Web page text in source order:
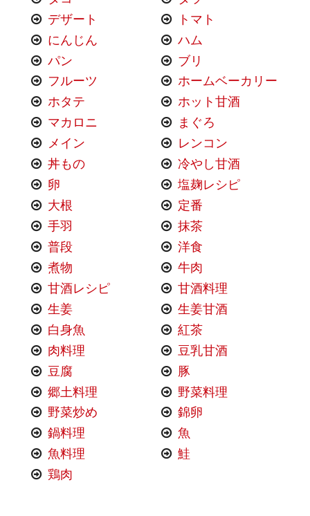
デザート
トマト
にんじん
ハム
パン
ブリ
フルーツ
ホームベーカリー
ホタテ
ホット甘酒
マカロニ
まぐろ
メイン
レンコン
丼もの
冷やし甘酒
卵
塩麹レシピ
大根
定番
手羽
抹茶
普段
洋食
煮物
牛肉
甘酒レシピ
甘酒料理
生姜
生姜甘酒
白身魚
紅茶
肉料理
豆乳甘酒
豆腐
豚
郷土料理
野菜料理
野菜炒め
錦卵
鍋料理
魚
魚料理
鮭
鶏肉